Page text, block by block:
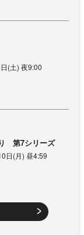
(土) 夜9:00
第7シリーズ
日(月) 昼4:59